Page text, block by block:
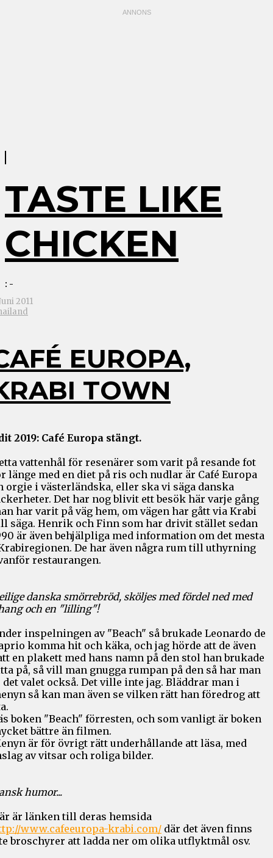
TASTE LIKE
CHICKEN
: -
2011
EUROPA,
TOWN
2019: Café Europa stängt.
vattenhål för resenärer som varit på resande fot
länge med en diet på ris och nudlar är Café Europa
orgie i västerländska, eller ska vi säga danska
Det har nog blivit ett besök här varje gång
har varit på väg hem, om vägen har gått via Krabi
säga. Henrik och Finn som har drivit stället sedan
är även behjälpliga med information om det mesta
De har även några rum till uthyrning
restaurangen.
danska smörrebröd, sköljes med fördel ned med
och en "lilling"!
inspelningen av "Beach" så brukade Leonardo de
komma hit och käka, och jag hörde att de även
en plakett med hans namn på den stol han brukade
på, så vill man gnugga rumpan på den så har man
det valet också. Det ville inte jag. Bläddrar man i
så kan man även se vilken rätt han föredrog att
boken "Beach" förresten, och som vanligt är boken
bättre än filmen.
är för övrigt rätt underhållande att läsa, med
av vitsar och roliga bilder.
humor...
är länken till deras hemsida
www.cafeeuropa-krabi.com/ där det även finns
broschyrer att ladda ner om olika utflyktmål osv.